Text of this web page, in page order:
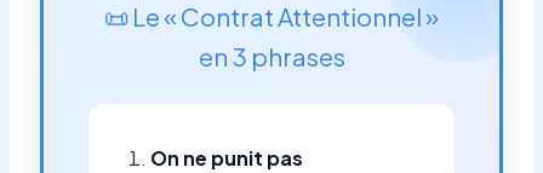
📜 Le « Contrat Attentionnel »
en 3 phrases
On ne punit pas